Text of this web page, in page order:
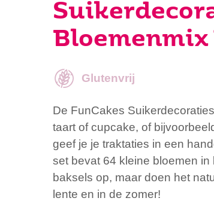
Glutenvrij
De FunCakes
taart of cupcake, of
geef je je traktaties in een
set bevat 64 kleine bloemen
baksels op, maar doen het
lente en in de zomer!